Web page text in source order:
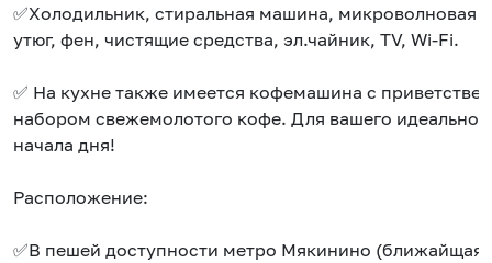
✅Холодильник, стиральная машина, микроволновая
утюг, фен, чистящие средства, эл.чайник, TV, Wi-Fi.
✅ На кухне также имеется кофемашина с
набором свежемолотого кофе. Для вашего
начала дня!
Расположение:
✅В пешей доступности метро Мякинино (ближайщая